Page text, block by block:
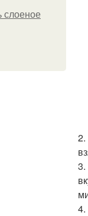
слоеное
3.
4.